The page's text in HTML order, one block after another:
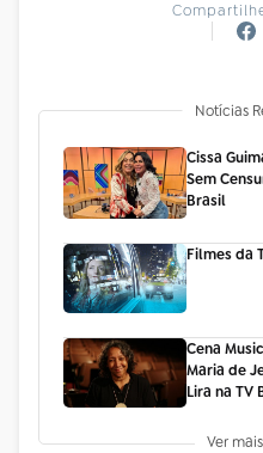
Notícias
Cissa
Sem
Brasil
Filmes da
Cena
Maria de
Lira na TV
Ver